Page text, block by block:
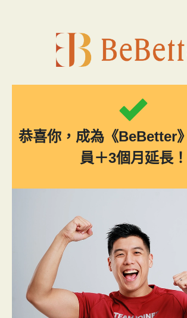
恭喜你，成為《BeBetter》
員＋3個月延長！